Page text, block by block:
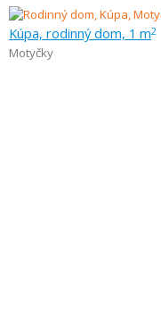
Kúpa, rodinný dom, 1 m2
Motyčky